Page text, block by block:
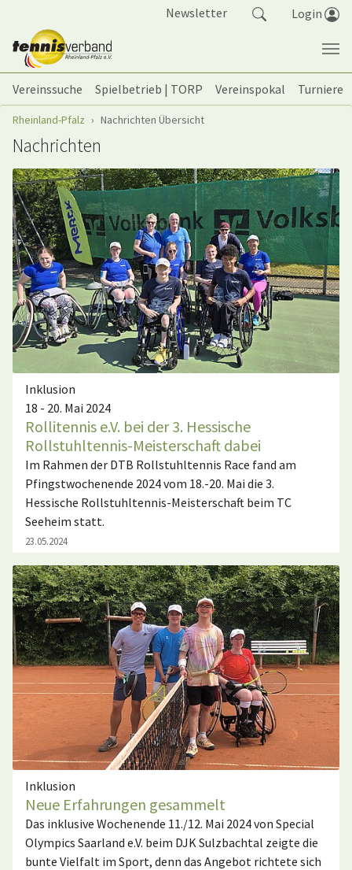
Newsletter Login
Vereinssuche Spielbetrieb | TORP Vereinspokal
Turniere
Sie sind hier:
Rheinland-Pfalz Nachrichten Übersicht
Nachrichten
Inklusion
18 - 20. Mai 2024
Rollitennis e.V. bei der 3. Hessische
Rollstuhltennis-Meisterschaft dabei
Im Rahmen der DTB Rollstuhltennis Race fand am
Pfingstwochenende 2024 vom 18.-20. Mai die 3.
Hessische Rollstuhltennis-Meisterschaft beim TC
Seeheim statt.
23.05.2024
Inklusion
Neue Erfahrungen gesammelt
Das inklusive Wochenende 11./12. Mai 2024 von Special
Olympics Saarland e.V. beim DJK Sulzbachtal zeigte die
bunte Vielfalt im Sport, denn das Angebot richtete sich